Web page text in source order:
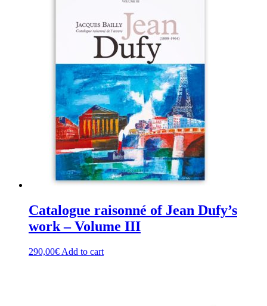
Catalogue raisonné of Jean Dufy’s
work – Volume III
290,00€ Add to cart